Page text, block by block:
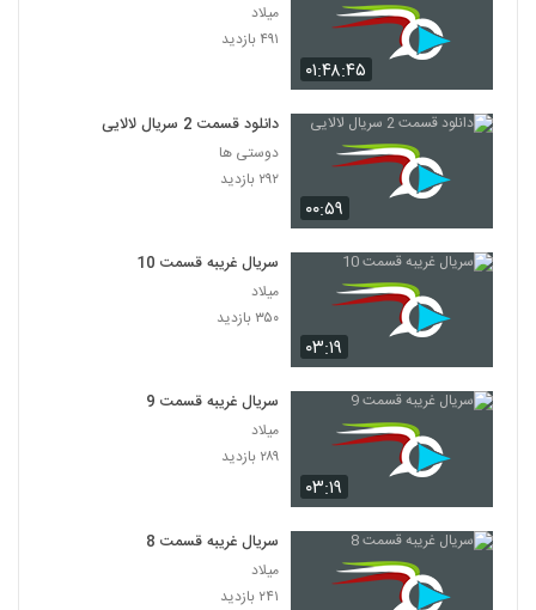
۰۱:۴۸:۴۵
میلاد
۴۹۱ بازدید
۰۰:۵۹
دانلود قسمت 2 سریال لالایی
دوستی ها
۲۹۲ بازدید
۰۳:۱۹
سریال غریبه قسمت 10
میلاد
۳۵۰ بازدید
۰۳:۱۹
سریال غریبه قسمت 9
میلاد
۲۸۹ بازدید
سریال غریبه قسمت 8
میلاد
۲۴۱ بازدید